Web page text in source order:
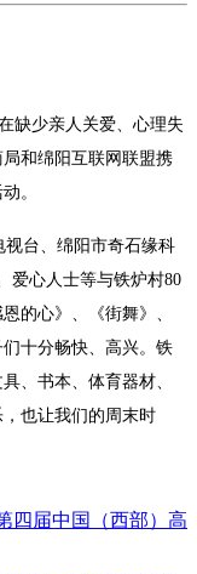
缺少亲人关爱、心理失
和绵阳互联网联盟携
。
台、绵阳市奇石缘科
爱心人士等与铁炉村80
的心》、《街舞》、
们十分畅快、高兴。铁
、书本、体育器材、
也让我们的周末时
四届中国（西部）高